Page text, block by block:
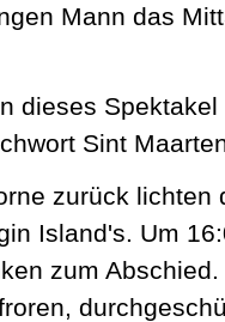
Mann das
dieses
Sint
zurück lichten
Island's. Um
zum